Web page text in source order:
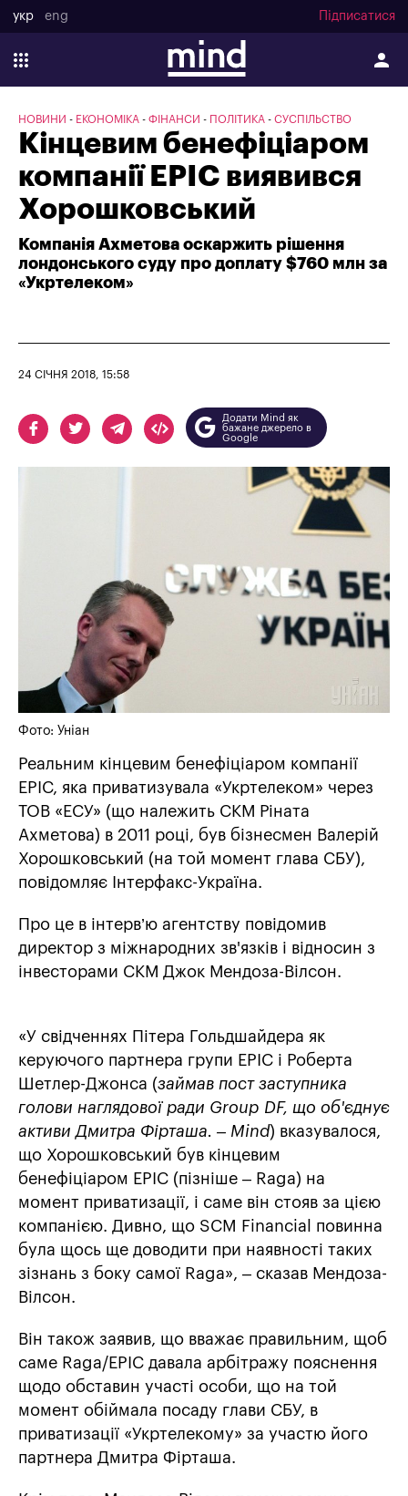
укр eng Підписатися
НОВИНИ ЕКОНОМІКА ФІНАНСИ ПОЛІТИКА СУСПІЛЬСТВО
Кінцевим бенефіціаром
компанії EPIC виявився
Хорошковський
Компанія Ахметова оскаржить рішення
лондонського суду про доплату $760 млн за
«Укртелеком»
24 СІЧНЯ 2018, 15:58
Додати Mind як
бажане джерело в
Google
Фото: Уніан
Реальним кінцевим бенефіціаром компанії
EPIC, яка приватизувала «Укртелеком» через
ТОВ «ЕСУ» (що належить СКМ Ріната
Ахметова) в 2011 році, був бізнесмен Валерій
Хорошковський (на той момент глава СБУ),
повідомляє Інтерфакс-Україна.
Про це в інтерв’ю агентству повідомив
директор з міжнародних зв'язків і відносин з
інвесторами СКМ Джок Мендоза-Вілсон.
«У свідченнях Пітера Гольдшайдера як
керуючого партнера групи EPIC і Роберта
Шетлер-Джонса (займав пост заступника
голови наглядової ради Group DF, що об'єднує
активи Дмитра Фірташа. – Mind) вказувалося,
що Хорошковський був кінцевим
бенефіціаром EPIC (пізніше – Raga) на
момент приватизації, і саме він стояв за цією
компанією. Дивно, що SCM Financial повинна
була щось ще доводити при наявності таких
зізнань з боку самої Raga», – сказав Мендоза-
Вілсон.
Він також заявив, що вважає правильним, щоб
саме Raga/EPIC давала арбітражу пояснення
щодо обставин участі особи, що на той
момент обіймала посаду глави СБУ, в
приватизації «Укртелекому» за участю його
партнера Дмитра Фірташа.